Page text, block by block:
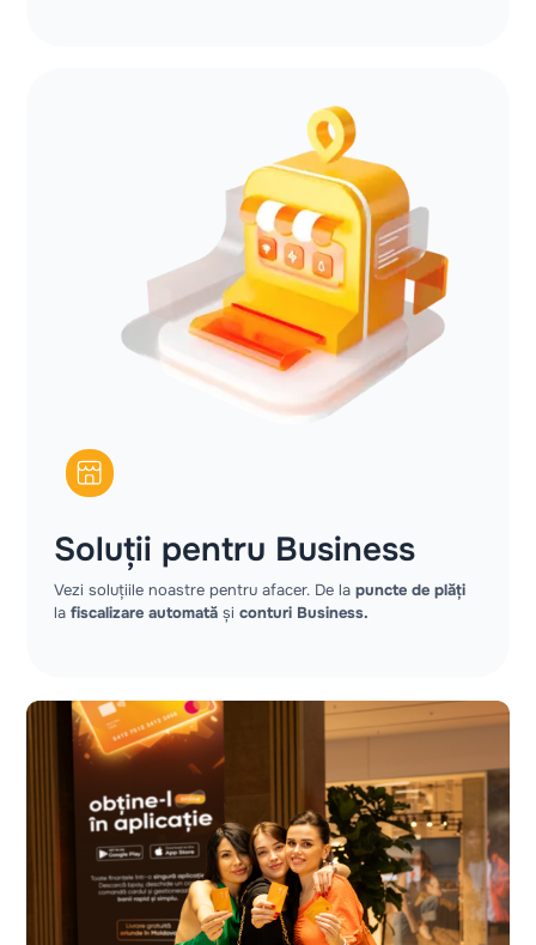
Soluții pentru Business
Vezi soluțiile noastre pentru afacer. De lapuncte de plăți
lafiscalizare automatășiconturi Business.